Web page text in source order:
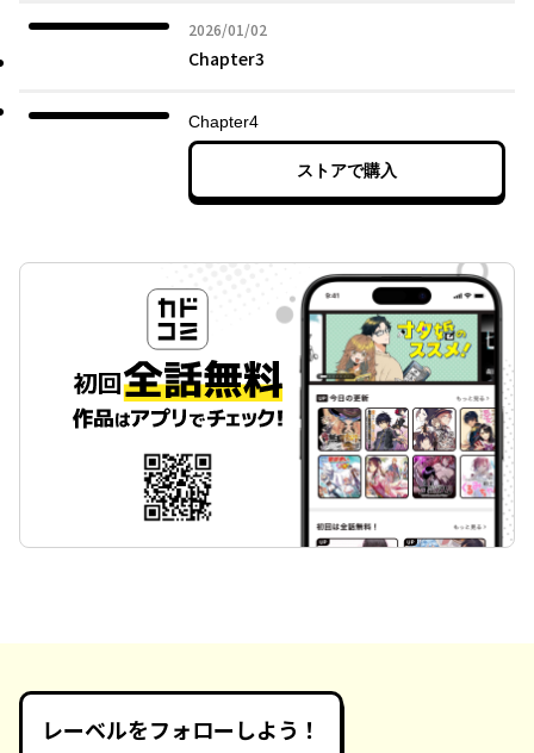
2026/01/02
2026年01月02日
Chapter3
Chapter4
ストアで購入
レーベルをフォローしよう！